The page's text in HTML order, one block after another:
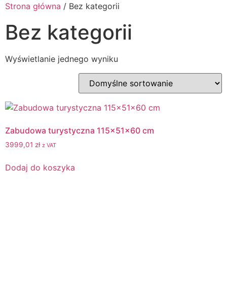
Strona główna / Bez kategorii
Bez kategorii
Wyświetlanie jednego wyniku
Zabudowa turystyczna 115x51x60 cm
3999,01 zł z VAT
Dodaj do koszyka